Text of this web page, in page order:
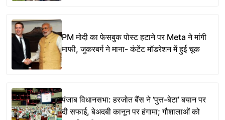
PM मोदी का फेसबुक पोस्ट हटाने पर Meta ने मांगी
माफी, जुकरबर्ग ने माना- कंटेंट मॉडरेशन में हुई चूक
पंजाब विधानसभा: हरजोत बैंस ने ‘पुत्त-बेटा’ बयान पर
दी सफाई, बेअदबी कानून पर हंगामा; गौशालाओं को